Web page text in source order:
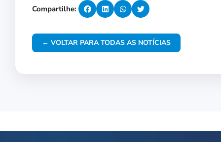
Compartilhe:
← VOLTAR PARA TODAS AS NOTÍCIAS